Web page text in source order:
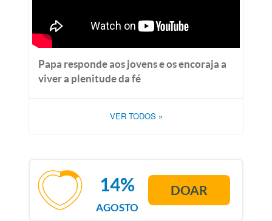
Papa responde aos jovens e os encoraja a
viver a plenitude da fé
VER TODOS »
AGOSTO
14% DOAR